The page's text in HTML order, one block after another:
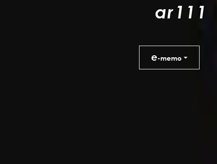
ar1 1 1
e-memo